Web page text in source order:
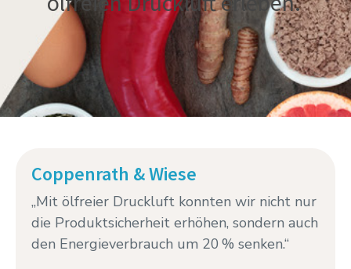
Coppenrath & Wiese
„Mit ölfreier Druckluft konnten wir nicht nur
die Produktsicherheit erhöhen, sondern auch
den Energieverbrauch um 20 % senken.“